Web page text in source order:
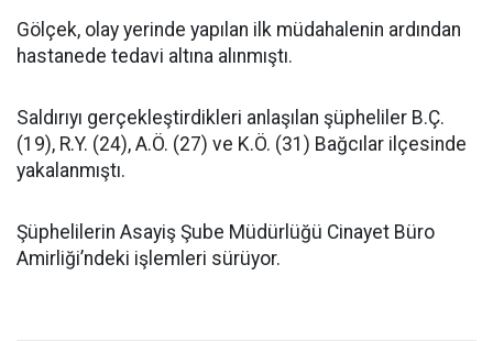
Gölçek, olay yerinde yapılan ilk müdahalenin ardından
hastanede tedavi altına alınmıştı.
Saldırıyı gerçekleştirdikleri anlaşılan şüpheliler B.Ç.
(19), R.Y. (24), A.Ö. (27) ve K.Ö. (31) Bağcılar ilçesinde
yakalanmıştı.
Şüphelilerin Asayiş Şube Müdürlüğü Cinayet Büro
Amirliği’ndeki işlemleri sürüyor.